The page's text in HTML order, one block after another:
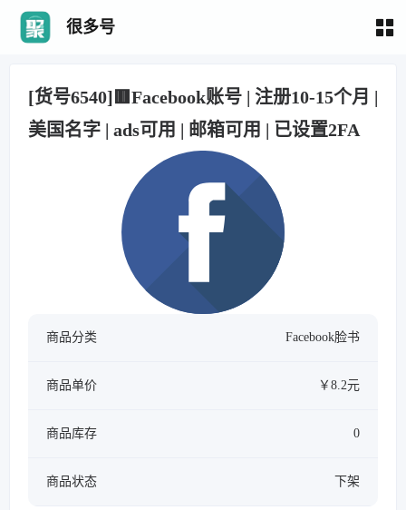
很多号
[货号6540]🟥Facebook账号 | 注册10-15个月 |
美国名字 | ads可用 | 邮箱可用 | 已设置2FA
商品分类 Facebook脸书
商品单价 ￥8.2元
商品库存 0
商品状态 下架